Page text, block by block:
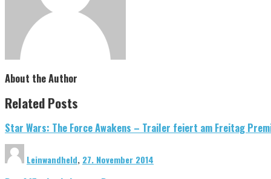
About the Author
Related Posts
Star Wars: The Force Awakens – Trailer feiert am Freitag
Leinwandheld, 27. November 2014